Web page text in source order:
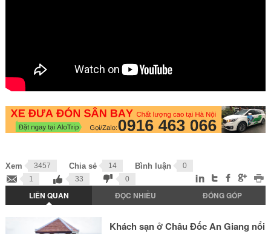
Xem 3457 Chia sẻ 14 Bình luận
0
1
33 0
LIÊN QUAN ĐỌC NHIỀU ĐÓNG GÓP
Khách sạn ở Châu Đốc An Giang nổi